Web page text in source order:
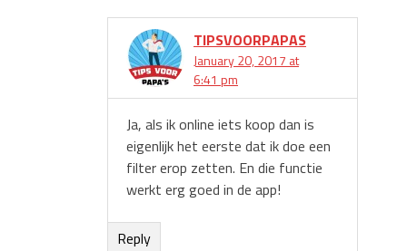
TIPSVOORPAPAS
January 20, 2017 at
6:41 pm
Ja, als ik online iets koop dan is
eigenlijk het eerste dat ik doe een
filter erop zetten. En die functie
werkt erg goed in de app!
Reply